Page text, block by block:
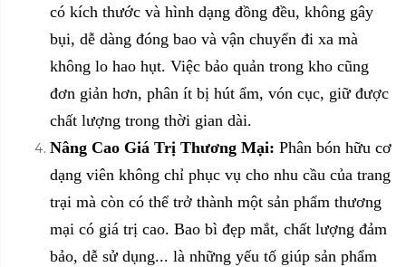
có kích thước và hình dạng đồng đều, không gây
bụi, dễ dàng đóng bao và vận chuyển đi xa mà
không lo hao hụt. Việc bảo quản trong kho cũng
đơn giản hơn, phân ít bị hút ẩm, vón cục, giữ được
chất lượng trong thời gian dài.
Nâng Cao Giá Trị Thương Mại: Phân bón hữu cơ
dạng viên không chỉ phục vụ cho nhu cầu của trang
trại mà còn có thể trở thành một sản phẩm thương
mại có giá trị cao. Bao bì đẹp mắt, chất lượng đảm
bảo, dễ sử dụng... là những yếu tố giúp sản phẩm